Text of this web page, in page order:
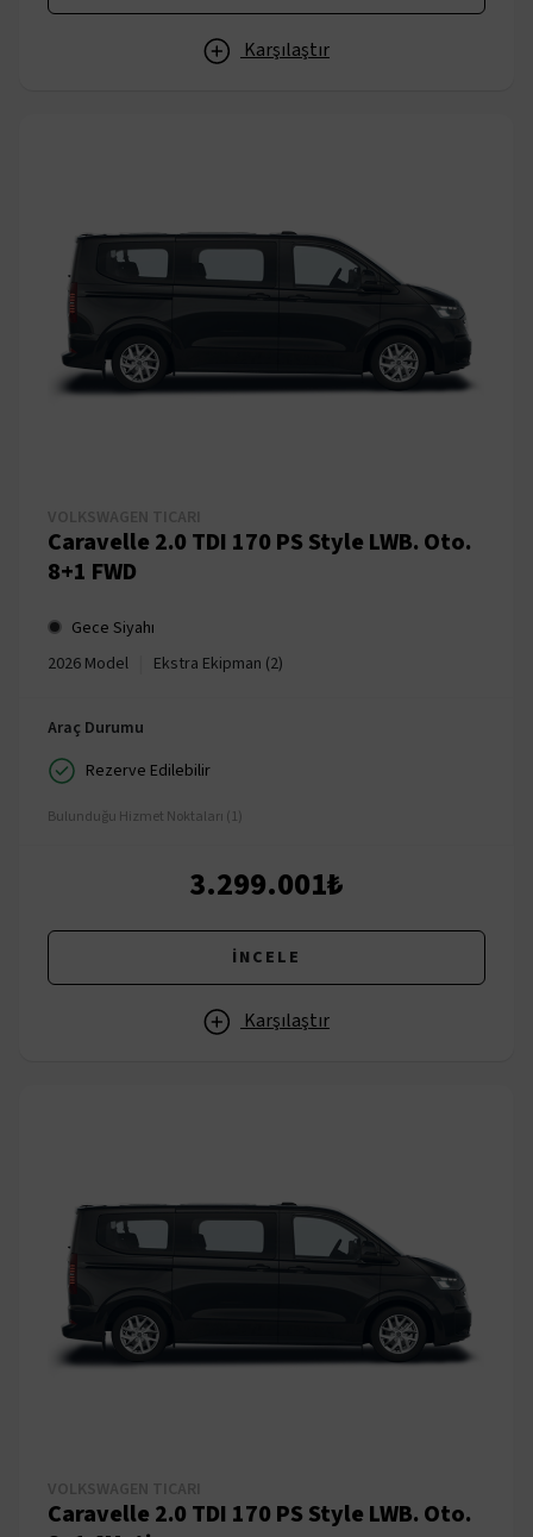
Karşılaştır
Caravelle 2.0 TDI 170 PS Style LWB. Oto.
8+1 FWD
Gece Siyahı
2026 Model
Ekstra Ekipman (2)
Araç Durumu
Rezerve Edilebilir
Bulunduğu Hizmet Noktaları (1)
3.299.001₺
İNCELE
Karşılaştır
Caravelle 2.0 TDI 170 PS Style LWB. Oto.